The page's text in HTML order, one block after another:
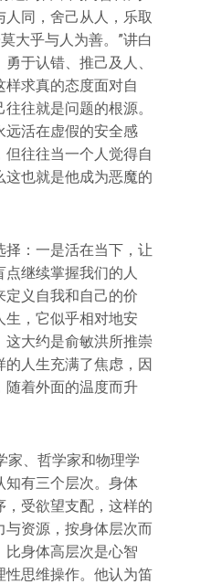
同，舍己从人，乐取
大乎与人为善。”讲白
于认错、推己及人、
求真的态度面对自
往就是问题的根源。
远活在虚假的安全感
往往当一个人觉得自
这也就是他成为恶魔的
：一是活在当下，让
继续掌握我们的人
定义自我和自己的价
生，它似乎相对地安
这大约是俞敏洪所推崇
人生充满了焦虑，因
随着外面的温度而升
家、哲学家和物理学
知有三个层次。身体
，受欲望支配，这样的
资源，按身体层次而
比身体高层次是心智
性思维操作。他认为笛